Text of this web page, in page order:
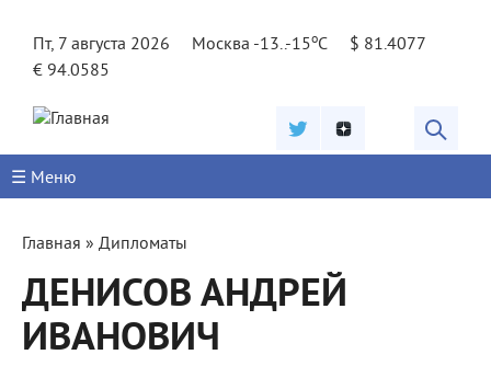
Пт, 7 августа 2026
Москва -13..-15oC
$ 81.4077
€ 94.0585
☰ Меню
Вы
здесь
Главная » Дипломаты
ДЕНИСОВ АНДРЕЙ
ИВАНОВИЧ